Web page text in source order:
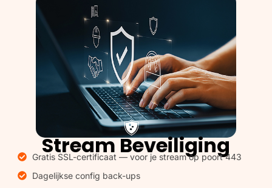
Stream Beveiliging
Gratis SSL-certificaat — voor je stream op poort 443
Dagelijkse config back-ups